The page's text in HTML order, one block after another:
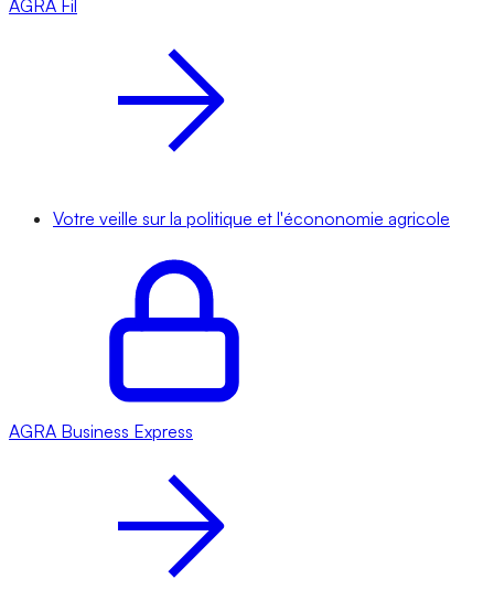
AGRA Fil
Votre veille sur la politique et l'écononomie agricole
AGRA Business Express